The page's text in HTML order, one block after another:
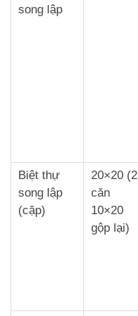
song lập
Biệt thự
song lập
(cặp)
20×20 (2
căn
10×20
gộp lại)